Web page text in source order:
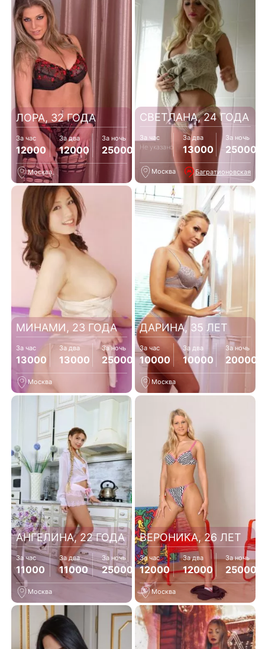
ЛОРА, 32 ГОДА
За час
12000
За два
12000
За ночь
25000
Москва
СВЕТЛАНА, 24 ГОДА
За час
Не указано
За два
13000
За ночь
25000
Москва Багратионовская
МИНАМИ, 23 ГОДА
За час
13000
За два
13000
За ночь
25000
Москва
ДАРИНА, 35 ЛЕТ
За час
10000
За два
10000
За ночь
20000
Москва
АНГЕЛИНА, 22 ГОДА
За час
11000
За два
11000
За ночь
25000
Москва
ВЕРОНИКА, 26 ЛЕТ
За час
12000
За два
12000
За ночь
25000
Москва